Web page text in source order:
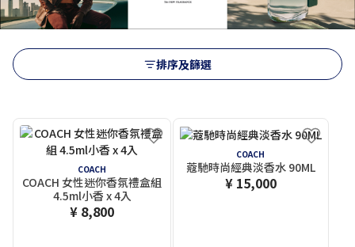
排序及篩選
COACH
COACH 女性迷你香氛禮盒組
4.5ml小香 x 4入
¥ 8,800
COACH
蔻馳時尚經典淡香水 90ML
¥ 15,000